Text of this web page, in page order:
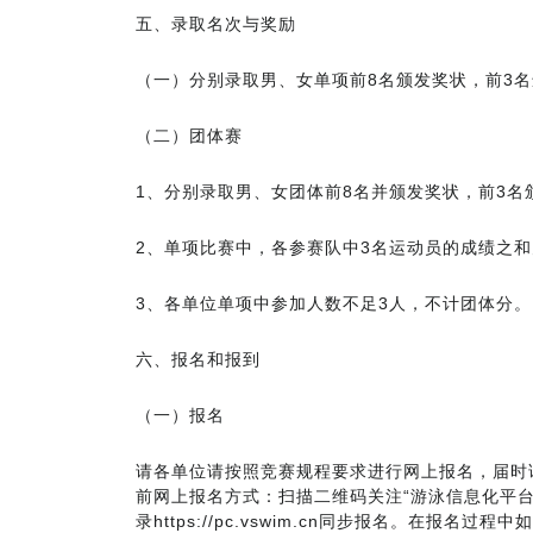
五、录取名次与奖励
（一）分别录取男、女单项前8名颁发奖状，前3
（二）团体赛
1、分别录取男、女团体前8名并颁发奖状，前3
2、单项比赛中，各参赛队中3名运动员的成绩之
3、各单位单项中参加人数不足3人，不计团体分。
六、报名和报到
（一）报名
请各单位请按照竞赛规程要求进行网上报名，届
前网上报名方式：扫描二维码关注“游泳信息化平
录https://pc.vswim.cn同步报名。在报名过程中